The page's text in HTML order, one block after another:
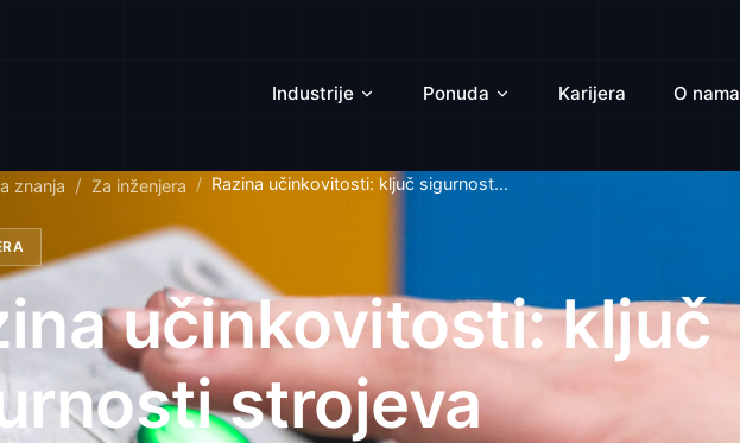
Industrije Ponuda Karijera O nama
znanja Za inženjera Razina učinkovitosti: ključ sigurnost...
učinkovitosti: ključ
strojeva